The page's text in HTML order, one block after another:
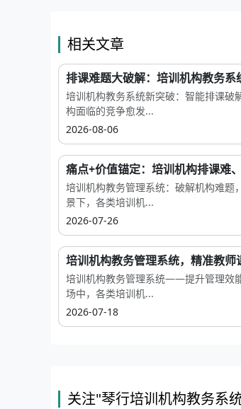
相关文章
排课难题大破解：培训机构教务系
培训机构教务系统新突破：智能排课破
构面临的竞争愈发...
2026-08-06
痛点+价值锚定：培训机构排课难
培训机构教务管理系统：破解机构难题
景下，各类培训机...
2026-07-26
培训机构教务管理系统，精准教师
培训机构教务管理系统——提升管理效
场中，各类培训机...
2026-07-18
关注"琴行培训机构教务系